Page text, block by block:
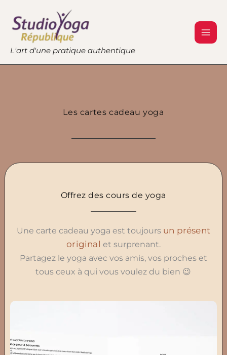
contenu
L'art d'une pratique authentique
Les cartes cadeau yoga
Offrez des cours de yoga
Une carte cadeau yoga est toujours un présent
original et surprenant.
Partagez le yoga avec vos amis, vos proches et
tous ceux à qui vous voulez du bien 😉